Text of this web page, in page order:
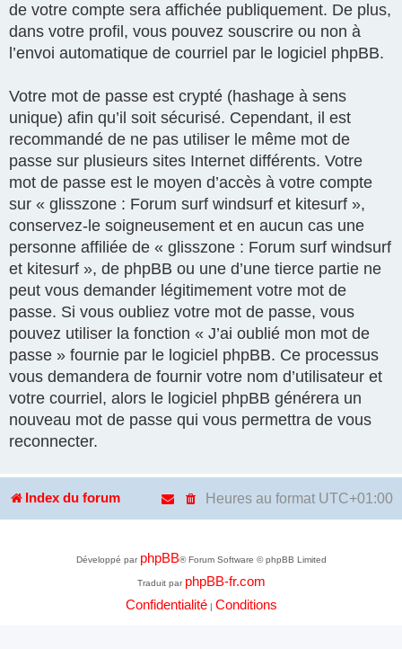
de votre compte sera affichée publiquement. De plus,
dans votre profil, vous pouvez souscrire ou non à
l’envoi automatique de courriel par le logiciel phpBB.
Votre mot de passe est crypté (hashage à sens
unique) afin qu’il soit sécurisé. Cependant, il est
recommandé de ne pas utiliser le même mot de
passe sur plusieurs sites Internet différents. Votre
mot de passe est le moyen d’accès à votre compte
sur « glisszone : Forum surf windsurf et kitesurf »,
conservez-le soigneusement et en aucun cas une
personne affiliée de « glisszone : Forum surf windsurf
et kitesurf », de phpBB ou une d’une tierce partie ne
peut vous demander légitimement votre mot de
passe. Si vous oubliez votre mot de passe, vous
pouvez utiliser la fonction « J’ai oublié mon mot de
passe » fournie par le logiciel phpBB. Ce processus
vous demandera de fournir votre nom d’utilisateur et
votre courriel, alors le logiciel phpBB générera un
nouveau mot de passe qui vous permettra de vous
reconnecter.
Index du forum Heures au format UTC+01:00
Développé par phpBB® Forum Software © phpBB Limited
Traduit par phpBB-fr.com
Confidentialité| Conditions